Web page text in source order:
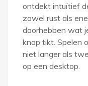
ontdekt intuïtief
zowel rust als
doorhebben wat
knop tikt. Spelen
niet langer als
op een desktop.